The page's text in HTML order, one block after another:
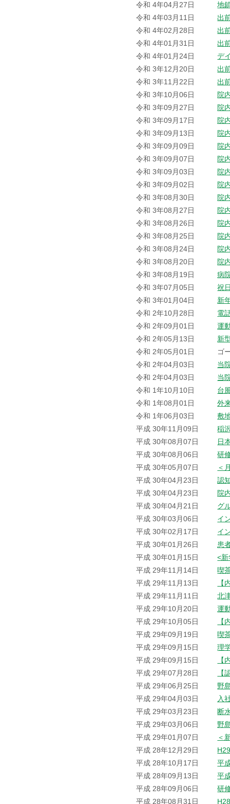
令和 4年04月27日
地
令和 4年03月11日
出
令和 4年02月28日
出
令和 4年01月31日
出
令和 4年01月24日
デ
令和 3年12月20日
出
令和 3年11月22日
出
令和 3年10月06日
院
令和 3年09月27日
院
令和 3年09月17日
院
令和 3年09月13日
院
令和 3年09月09日
院
令和 3年09月07日
院
令和 3年09月03日
院
令和 3年09月02日
院
令和 3年08月30日
院
令和 3年08月27日
院
令和 3年08月26日
院
令和 3年08月25日
院
令和 3年08月24日
院
令和 3年08月20日
院
令和 3年08月19日
病
令和 3年07月05日
祝
令和 3年01月04日
新
令和 2年10月28日
電
令和 2年09月01日
運
令和 2年05月13日
新
令和 2年05月01日
ゴ
令和 2年04月03日
当
令和 2年04月03日
当
令和 1年10月10日
台
令和 1年08月01日
外
令和 1年06月03日
敷
平成 30年11月09日
稲
平成 30年08月07日
日
平成 30年08月06日
研
平成 30年05月07日
＜
平成 30年04月23日
認
平成 30年04月23日
院
平成 30年04月21日
グ
平成 30年03月06日
イ
平成 30年02月17日
イ
平成 30年01月26日
患
平成 30年01月15日
<
平成 29年11月14日
喫
平成 29年11月13日
【
平成 29年11月11日
北
平成 29年10月20日
運
平成 29年10月05日
【
平成 29年09月19日
喫
平成 29年09月15日
理
平成 29年09月15日
【
平成 29年07月28日
【
平成 29年06月25日
野
平成 29年04月03日
入
平成 29年03月23日
断
平成 29年03月06日
野
平成 29年01月07日
＜
平成 28年12月29日
平成 28年10月17日
平
平成 28年09月13日
平
平成 28年09月06日
研
平成 28年08月31日